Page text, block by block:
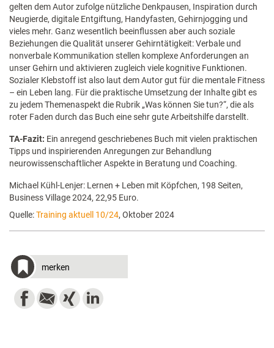
gelten dem Autor zufolge nützliche Denkpausen, Inspiration durch
Neugierde, digitale Entgiftung, Handyfasten, Gehirnjogging und
vieles mehr. Ganz wesentlich beeinflussen aber auch soziale
Beziehungen die Qualität unserer Gehirntätigkeit: Verbale und
nonverbale Kommunikation stellen komplexe Anforderungen an
unser Gehirn und aktivieren zugleich viele kognitive Funktionen.
Sozialer Klebstoff ist also laut dem Autor gut für die mentale Fitness
– ein Leben lang. Für die praktische Umsetzung der Inhalte gibt es
zu jedem Themenaspekt die Rubrik „Was können Sie tun?“, die als
roter Faden durch das Buch eine sehr gute Arbeitshilfe darstellt.
TA-Fazit: Ein anregend geschriebenes Buch mit vielen praktischen
Tipps und inspirierenden Anregungen zur Behandlung
neurowissenschaftlicher Aspekte in Beratung und Coaching.
Michael Kühl-Lenjer: Lernen + Leben mit Köpfchen, 198 Seiten,
Business Village 2024, 22,95 Euro.
Quelle:Training aktuell 10/24, Oktober 2024
merken